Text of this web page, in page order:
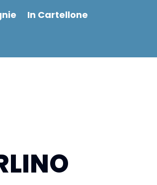
In Cartellone